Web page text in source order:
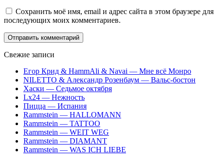
Сохранить моё имя, email и адрес сайта в этом браузере для
последующих моих комментариев.
Свежие записи
Егор Крид & HammAli & Navai — Мне всё Монро
NILETTO & Александр Розенбаум — Вальс-бостон
Хаски — Седьмое октября
Lx24 — Нежность
Пицца — Испания
Rammstein — HALLOMANN
Rammstein — TATTOO
Rammstein — WEIT WEG
Rammstein — DIAMANT
Rammstein — WAS ICH LIEBE